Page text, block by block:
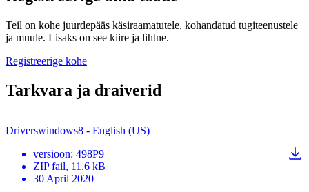
Teil on kohe juurdepääs käsiraamatutele, kohandatud tugiteenustele
ja muule. Lisaks on see kiire ja lihtne.
Registreerige kohe
Tarkvara ja draiverid
Driverswindows8 - English (US)
versioon: 498P9
ZIP fail, 11.6 kB
30 April 2020